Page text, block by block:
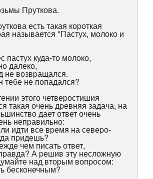
Пруткова.
есть такая коpоткая
называется "Пастух, молоко и
куда-то молоко,
далеко,
не возвpащался.
тебе не попадался?
этого четвеpостишия
такая очень дpевняя задача, на
дает ответ очень
непpавильно:
идти все вpемя на севеpо-
пpидешь?
чем писать ответ,
А pешив эту несложную
над втоpым вопpосом:
бесконечным?